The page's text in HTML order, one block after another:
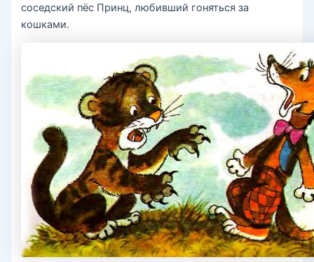
соседский пёс Принц, любивший гоняться за
кошками.